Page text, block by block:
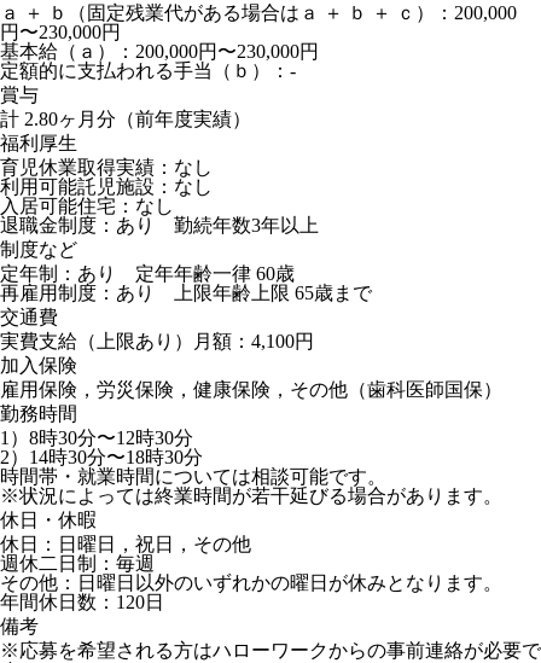
ａ ＋ ｂ（固定残業代がある場合はａ ＋ ｂ ＋ ｃ）：200,000
円〜230,000円
基本給（ａ）：200,000円〜230,000円
定額的に支払われる手当（ｂ）：-
賞与
計 2.80ヶ月分（前年度実績）
福利厚生
育児休業取得実績：なし
利用可能託児施設：なし
入居可能住宅：なし
退職金制度：あり 勤続年数3年以上
制度など
定年制：あり 定年年齢一律 60歳
再雇用制度：あり 上限年齢上限 65歳まで
交通費
実費支給（上限あり）月額：4,100円
加入保険
雇用保険，労災保険，健康保険，その他（歯科医師国保）
勤務時間
1）8時30分〜12時30分
2）14時30分〜18時30分
時間帯・就業時間については相談可能です。
※状況によっては終業時間が若干延びる場合があります。
休日・休暇
休日：日曜日，祝日，その他
週休二日制：毎週
その他：日曜日以外のいずれかの曜日が休みとなります。
年間休日数：120日
備考
※応募を希望される方はハローワークからの事前連絡が必要で